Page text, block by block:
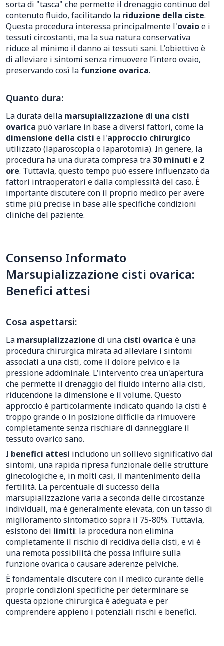
sorta di "tasca" che permette il drenaggio continuo del
contenuto fluido, facilitando la riduzione della ciste.
Questa procedura interessa principalmente l'ovaioe i
tessuti circostanti, ma la sua natura conservativa
riduce al minimo il danno ai tessuti sani. L'obiettivo è
di alleviare i sintomi senza rimuovere l’intero ovaio,
preservando così la funzione ovarica.
Quanto dura:
La durata della marsupializzazione di una cisti
ovarica può variare in base a diversi fattori, come la
dimensione della cisti e l'approccio chirurgico
utilizzato (laparoscopia o laparotomia). In genere, la
procedura ha una durata compresa tra30 minuti e 2
ore. Tuttavia, questo tempo può essere influenzato da
fattori intraoperatori e dalla complessità del caso. È
importante discutere con il proprio medico per avere
stime più precise in base alle specifiche condizioni
cliniche del paziente.
Consenso Informato
Marsupializzazione cisti ovarica:
Benefici attesi
Cosa aspettarsi:
La marsupializzazione di una cisti ovarica è una
procedura chirurgica mirata ad alleviare i sintomi
associati a una cisti, come il dolore pelvico e la
pressione addominale. L'intervento crea un'apertura
che permette il drenaggio del fluido interno alla cisti,
riducendone la dimensione e il volume. Questo
approccio è particolarmente indicato quando la cisti è
troppo grande o in posizione difficile da rimuovere
completamente senza rischiare di danneggiare il
tessuto ovarico sano.
I benefici attesi includono un sollievo significativo dai
sintomi, una rapida ripresa funzionale delle strutture
ginecologiche e, in molti casi, il mantenimento della
fertilità. La percentuale di successo della
marsupializzazione varia a seconda delle circostanze
individuali, ma è generalmente elevata, con un tasso di
miglioramento sintomatico sopra il 75-80%. Tuttavia,
esistono dei limiti: la procedura non elimina
completamente il rischio di recidiva della cisti, e vi è
una remota possibilità che possa influire sulla
funzione ovarica o causare aderenze pelviche.
È fondamentale discutere con il medico curante delle
proprie condizioni specifiche per determinare se
questa opzione chirurgica è adeguata e per
comprendere appieno i potenziali rischi e benefici.